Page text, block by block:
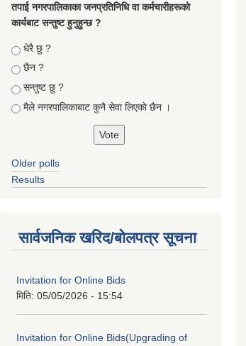
तपा‌ई नगरपालिकाका जनप्रतिनिधि वा कर्मचारीहरूकाे
कार्यबाट सन्तुष्ट हुनुहुन्छ ?
Choices
धेरै छु ?
छैन ?
सन्तुष्ट छु ?
मैले नगरपालिकाबाट कुनै सेवा लिएकाे छैन ।
Older polls
Results
सार्वजनिक खरिद/बोलपत्र सूचना
Invitation for Online Bids
मिति: 05/05/2026 - 15:54
Invitation for Online Bids(Upgrading of